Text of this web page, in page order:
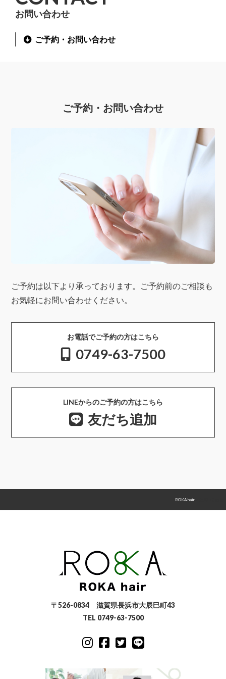
お問い合わせ
ご予約・お問い合わせ
ご予約・お問い合わせ
ご予約は以下より承っております。ご予約前のご相談も
お気軽にお問い合わせください。
お電話でご予約の方はこちら
0749-63-7500
LINEからのご予約の方はこちら
友だち追加
ROKA hair
〒526-0834 滋賀県長浜市大辰巳町43
TEL 0749-63-7500